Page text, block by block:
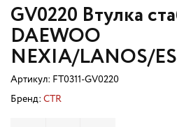
GV0220 Втулка
DAEWOO
NEXIA/LANOS/
Артикул: FT0311-GV0220
Бренд: CTR